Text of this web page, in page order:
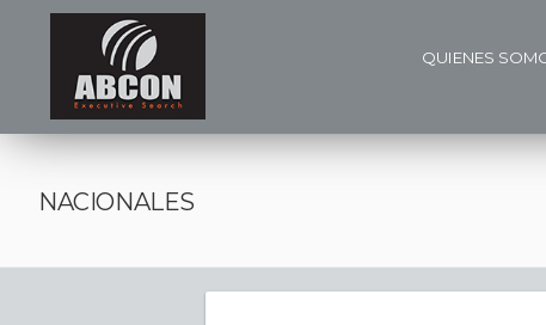
QUIENES
NACIONALES